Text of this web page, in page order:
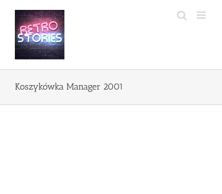
zawartości
Koszykówka Manager 2001